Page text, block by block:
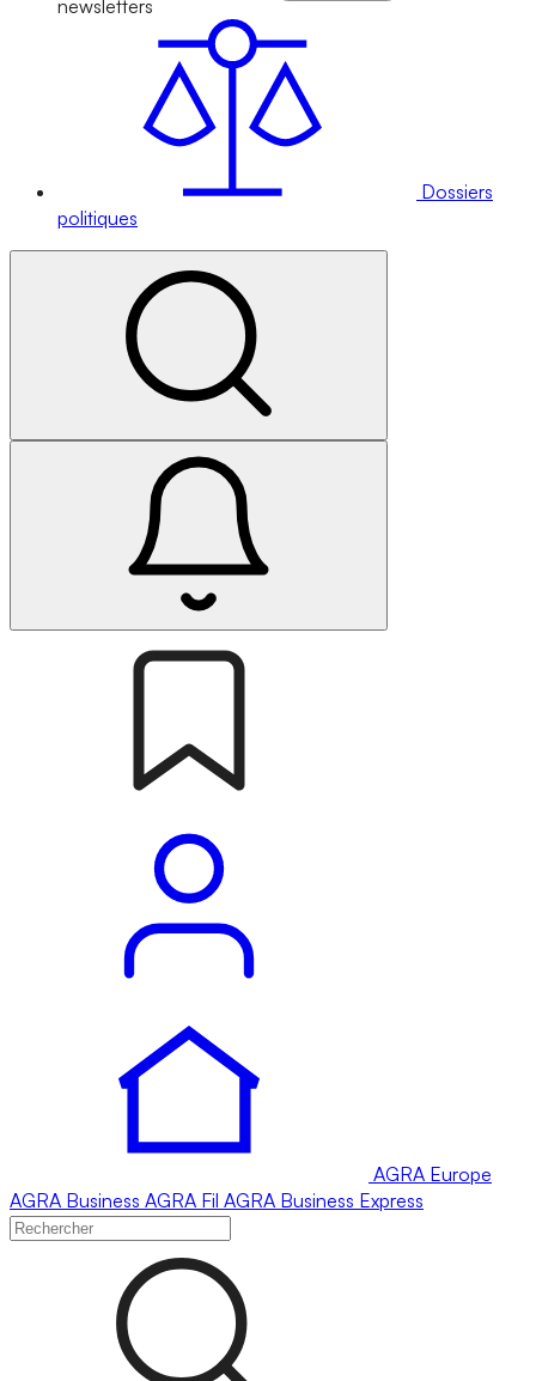
newsletters
Dossiers
politiques
AGRA Europe
AGRA Business AGRA Fil AGRA Business Express